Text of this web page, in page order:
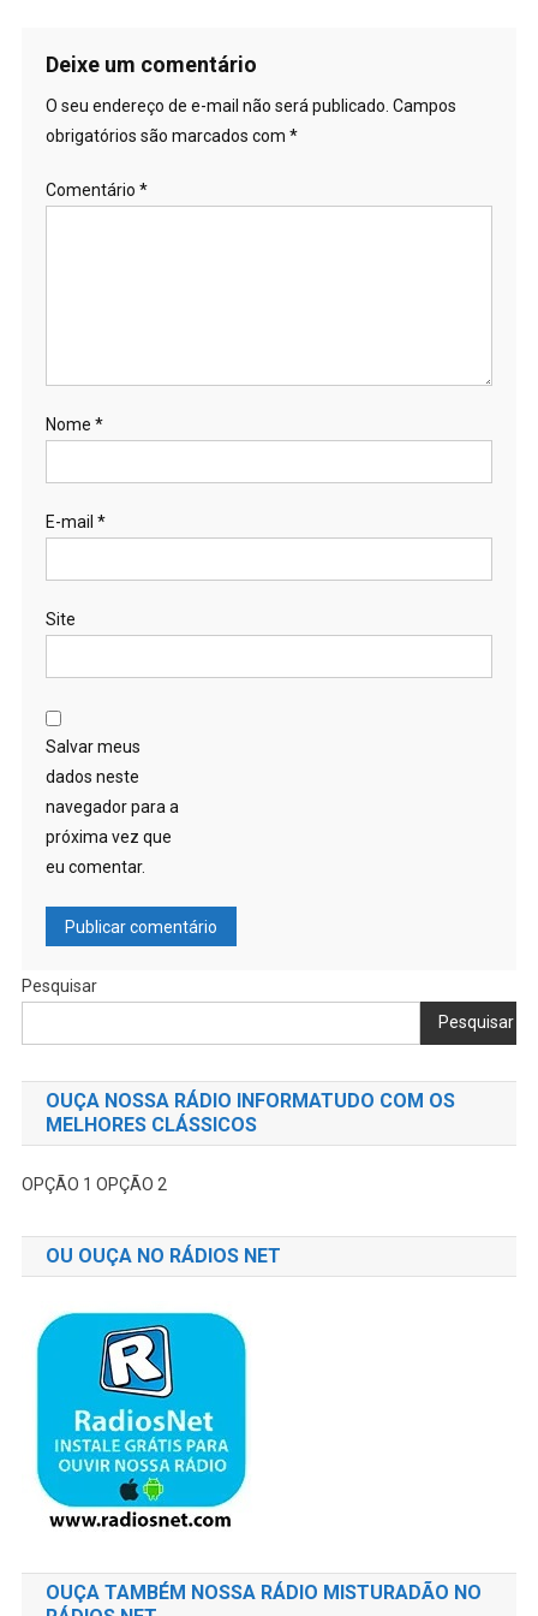
Post
Deixe um comentário
O seu endereço de e-mail não será publicado. Campos
obrigatórios são marcados com *
Comentário *
Nome *
E-mail *
Site
Salvar meus
dados neste
navegador para a
próxima vez que
eu comentar.
Pesquisar
Pesquisar
OUÇA NOSSA RÁDIO INFORMATUDO COM OS
MELHORES CLÁSSICOS
OPÇÃO 1 OPÇÃO 2
OU OUÇA NO RÁDIOS NET
OUÇA TAMBÉM NOSSA RÁDIO MISTURADÃO NO